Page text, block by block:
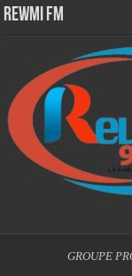
Rewmi Fm
GROUPE